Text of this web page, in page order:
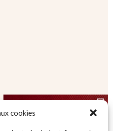
cookies